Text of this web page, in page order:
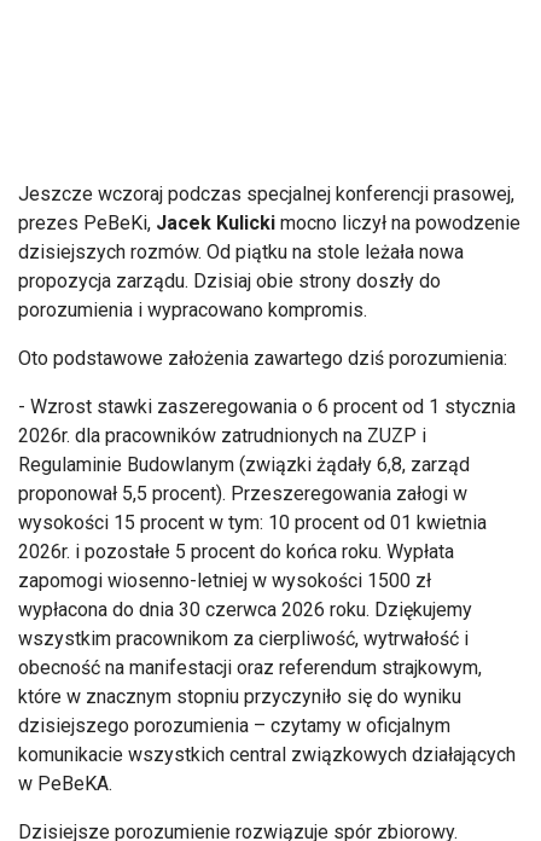
Jeszcze wczoraj podczas specjalnej konferencji prasowej,
prezes PeBeKi, Jacek Kulicki mocno liczył na powodzenie
dzisiejszych rozmów. Od piątku na stole leżała nowa
propozycja zarządu. Dzisiaj obie strony doszły do
porozumienia i wypracowano kompromis.
Oto podstawowe założenia zawartego dziś porozumienia:
- Wzrost stawki zaszeregowania o 6 procent od 1 stycznia
2026r. dla pracowników zatrudnionych na ZUZP i
Regulaminie Budowlanym (związki żądały 6,8, zarząd
proponował 5,5 procent). Przeszeregowania załogi w
wysokości 15 procent w tym: 10 procent od 01 kwietnia
2026r. i pozostałe 5 procent do końca roku. Wypłata
zapomogi wiosenno-letniej w wysokości 1500 zł
wypłacona do dnia 30 czerwca 2026 roku. Dziękujemy
wszystkim pracownikom za cierpliwość, wytrwałość i
obecność na manifestacji oraz referendum strajkowym,
które w znacznym stopniu przyczyniło się do wyniku
dzisiejszego porozumienia – czytamy w oficjalnym
komunikacie wszystkich central związkowych działających
w PeBeKA.
Dzisiejsze porozumienie rozwiązuje spór zbiorowy.